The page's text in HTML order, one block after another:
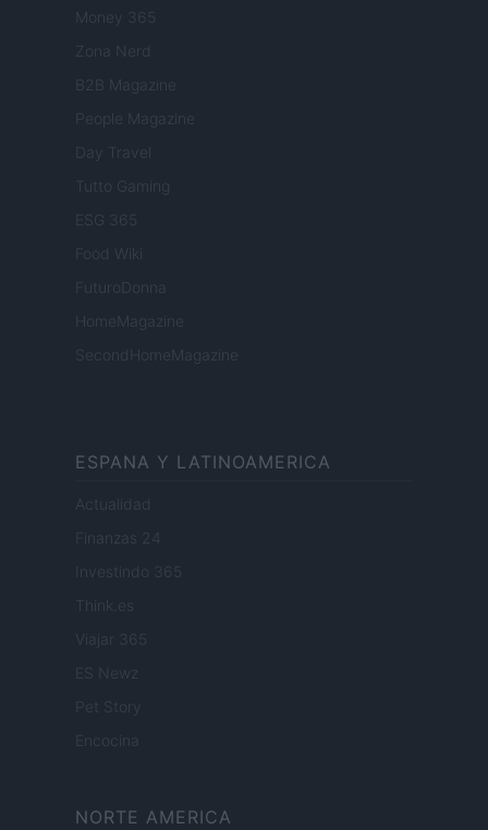
Money 365
Zona Nerd
B2B Magazine
People Magazine
Day Travel
Tutto Gaming
ESG 365
Food Wiki
FuturoDonna
HomeMagazine
SecondHomeMagazine
ESPANA Y LATINOAMERICA
Actualidad
Finanzas 24
Investindo 365
Think.es
Viajar 365
ES Newz
Encocina
NORTE AMERICA